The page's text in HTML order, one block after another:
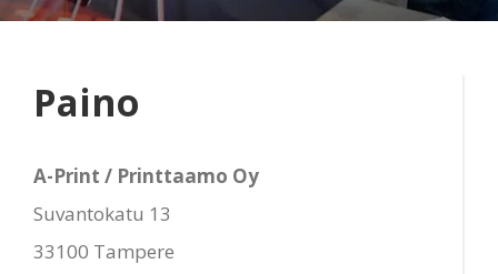
Paino
A-Print / Printtaamo Oy
Suvantokatu 13
33100 Tampere